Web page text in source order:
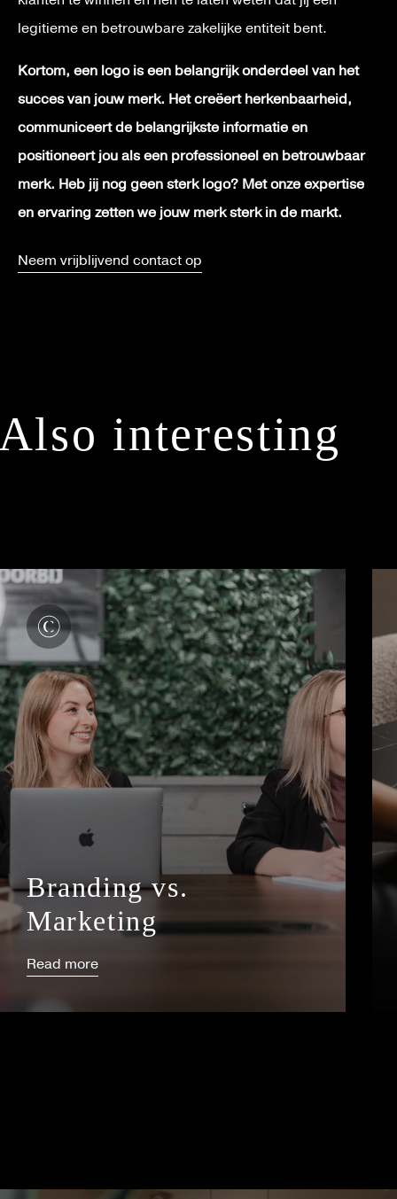
legitieme en betrouwbare zakelijke entiteit bent.
Kortom, een logo is een belangrijk onderdeel van het
succes van jouw merk. Het creëert herkenbaarheid,
communiceert de belangrijkste informatie en
positioneert jou als een professioneel en betrouwbaar
merk. Heb jij nog geen sterk logo? Met onze expertise
en ervaring zetten we jouw merk sterk in de markt.
Neem vrijblijvend contact op
interesting
Branding vs.
Marketing
Read more